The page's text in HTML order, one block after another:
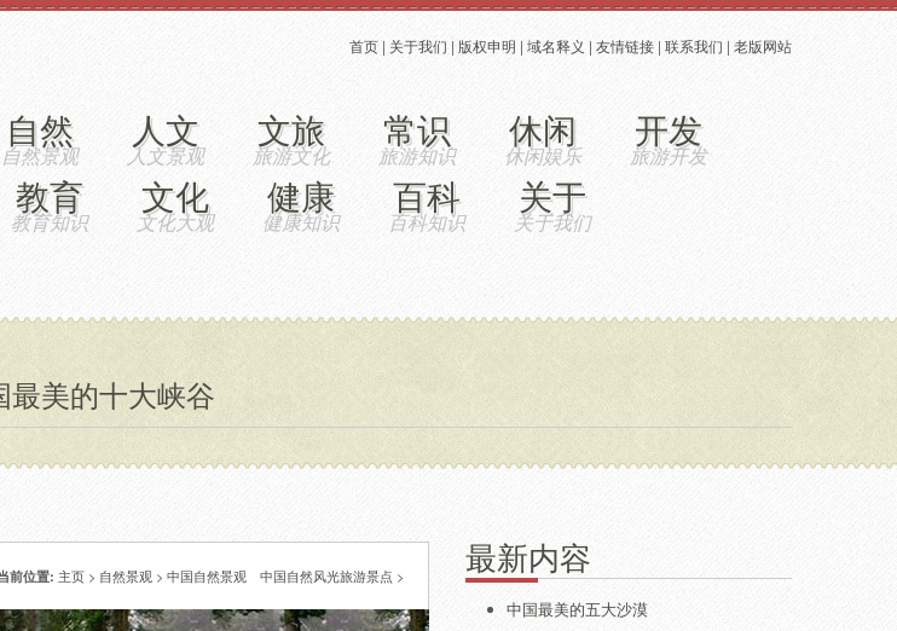
首页 | 关于我们 | 版权申明 | 域名释义 | 友情链接 | 联系我们 | 老版网站
自然 人文 文旅 常识 休闲
开发
教育 文化 健康 百科 关于
最美的十大峡谷
前位置: 主页 > 自然景观 > 中国自然景观 中国自然风光旅游景点 > 最新内容
中国最美的五大沙漠